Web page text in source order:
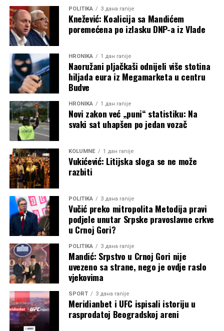
POLITIKA 3 дана ranije
Knežević: Koalicija sa Mandićem
poremećena po izlasku DNP-a iz Vlade
HRONIKA 1 дан ranije
Naoružani pljačkaši odnijeli više stotina
hiljada eura iz Megamarketa u centru
Budve
HRONIKA 1 дан ranije
Novi zakon već „puni“ statistiku: Na
svaki sat uhapšen po jedan vozač
KOLUMNE 1 дан ranije
Vukićević: Litijska sloga se ne može
razbiti
POLITIKA 3 дана ranije
Vučić preko mitropolita Metodija pravi
podjele unutar Srpske pravoslavne crkve
u Crnoj Gori?
POLITIKA 3 дана ranije
Mandić: Srpstvo u Crnoj Gori nije
uvezeno sa strane, nego je ovdje raslo
vjekovima
SPORT 3 дана ranije
Meridianbet i UFC ispisali istoriju u
rasprodatoj Beogradskoj areni